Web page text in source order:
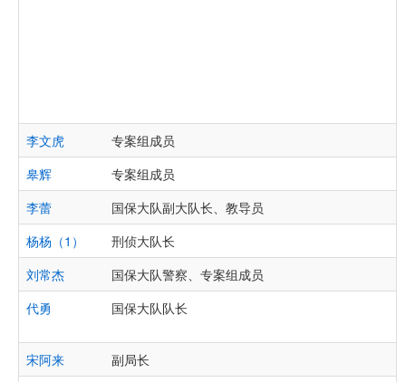
李文虎
专案组成员
皋辉
专案组成员
李蕾
国保大队副大队长、教导员
杨杨（1）
刑侦大队长
刘常杰
国保大队警察、专案组成员
代勇
国保大队队长
宋阿来
副局长